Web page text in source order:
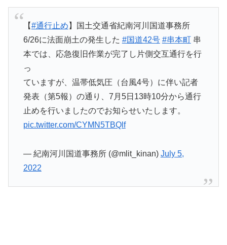
【#通行止め 】国土交通省紀南河川国道事務所
6/26に法面崩土の発生した #国道42号 #串本町串
本では、応急復旧作業が完了し片側交互通行を行
っ
ていますが、温帯低気圧（台風4号）に伴い記者
発表（第5報）の通り、7月5日13時10分から通行
止めを行いましたのでお知らせいたします。
pic.twitter.com/CYMN5TBQlf
— 紀南河川国道事務所 (@mlit_kinan) July 5,
2022